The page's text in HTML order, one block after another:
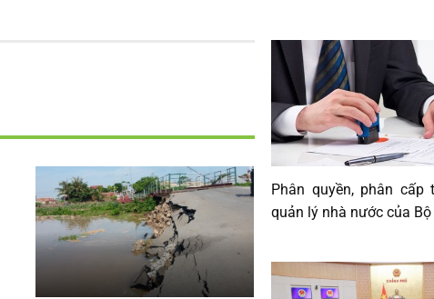
Phân quyền, phân cấp
quản lý nhà nước của